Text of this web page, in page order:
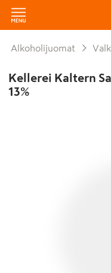
Alkoholijuomat
Kellerei Kaltern
13%